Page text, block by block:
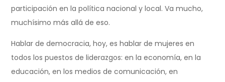
participación en la política nacional y local. Va mucho,
muchísimo más allá de eso.
Hablar de democracia, hoy, es hablar de mujeres en
todos los puestos de liderazgos: en la economía, en la
educación, en los medios de comunicación, en